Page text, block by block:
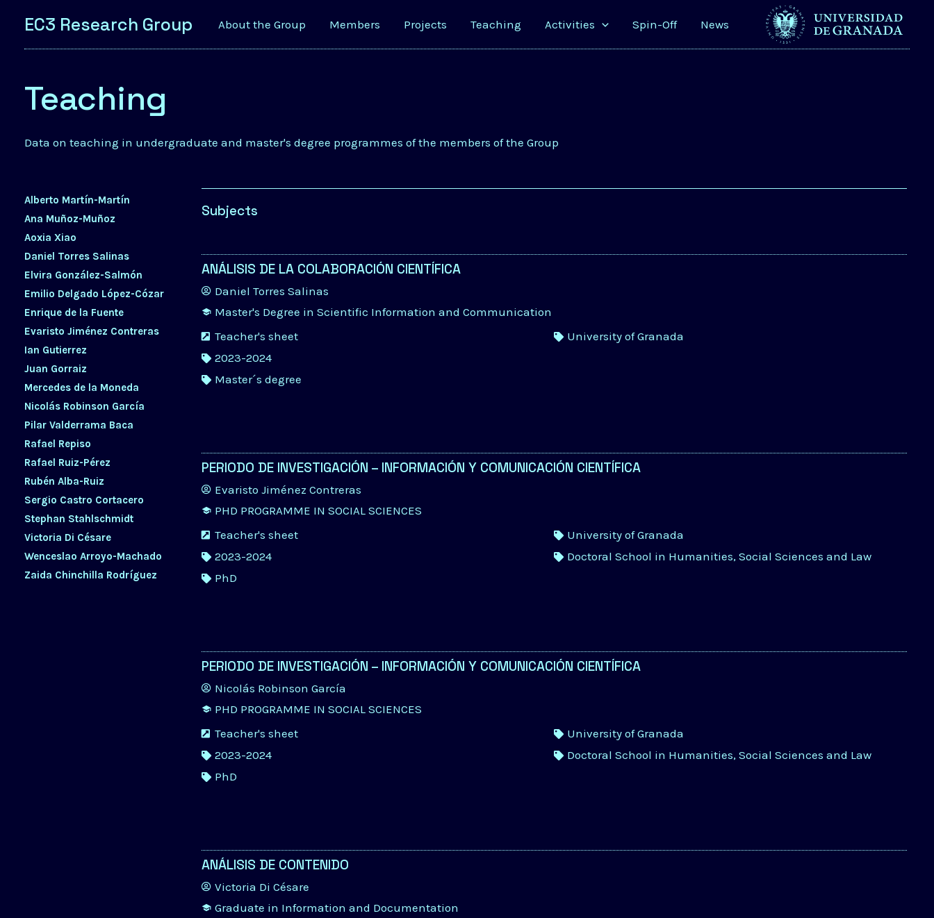
EC3 Research Group About the Group Members Projects Teaching Activities Spin-Off News
Teaching
Data on teaching in undergraduate and master's degree programmes of the members of the Group
Alberto Martín-Martín
Ana Muñoz-Muñoz
Aoxia Xiao
Daniel Torres Salinas
Elvira González-Salmón
Emilio Delgado López-Cózar
Enrique de la Fuente
Evaristo Jiménez Contreras
Ian Gutierrez
Juan Gorraiz
Mercedes de la Moneda
Nicolás Robinson García
Pilar Valderrama Baca
Rafael Repiso
Rafael Ruiz-Pérez
Rubén Alba-Ruiz
Sergio Castro Cortacero
Stephan Stahlschmidt
Victoria Di Césare
Wenceslao Arroyo-Machado
Zaida Chinchilla Rodríguez
Subjects
ANÁLISIS DE LA COLABORACIÓN CIENTÍFICA
Daniel Torres Salinas
Master's Degree in Scientific Information and Communication
Teacher's sheet
2023-2024
Master´s degree
University of Granada
PERIODO DE INVESTIGACIÓN – INFORMACIÓN Y COMUNICACIÓN CIENTÍFICA
Evaristo Jiménez Contreras
PHD PROGRAMME IN SOCIAL SCIENCES
Teacher's sheet
2023-2024
PhD
University of Granada
Doctoral School in Humanities, Social Sciences and Law
PERIODO DE INVESTIGACIÓN – INFORMACIÓN Y COMUNICACIÓN CIENTÍFICA
Nicolás Robinson García
PHD PROGRAMME IN SOCIAL SCIENCES
Teacher's sheet
2023-2024
PhD
University of Granada
Doctoral School in Humanities, Social Sciences and Law
ANÁLISIS DE CONTENIDO
Victoria Di Césare
Graduate in Information and Documentation